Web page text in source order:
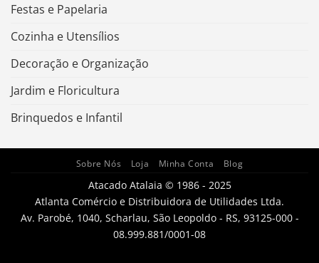
Festas e Papelaria
Cozinha e Utensílios
Decoração e Organização
Jardim e Floricultura
Brinquedos e Infantil
Sobre Nós Loja Minha Conta Blog
Atacado Atalaia © 1986 - 2025
Atlanta Comércio e Distribuidora de Utilidades Ltda.
Av. Parobé, 1040, Scharlau, São Leopoldo - RS, 93125-000 -
08.999.881/0001-08